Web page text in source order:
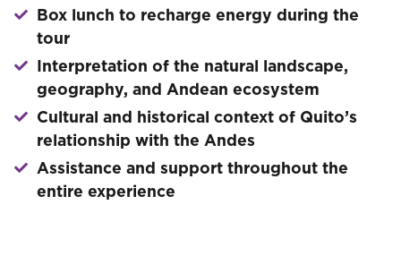
Box lunch to recharge energy during the
tour
Interpretation of the natural landscape,
geography, and Andean ecosystem
Cultural and historical context of Quito’s
relationship with the Andes
Assistance and support throughout the
entire experience